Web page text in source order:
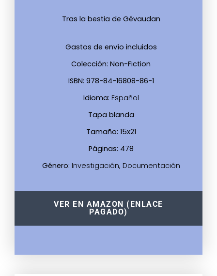
Tras la bestia de Gévaudan
Gastos de envío incluidos
Colección: Non-Fiction
ISBN: 978-84-16808-86-1
Idioma: Español
Tapa blanda
Tamaño: 15x21
Páginas: 478
Género: Investigación, Documentación
VER EN AMAZON (ENLACE
PAGADO)